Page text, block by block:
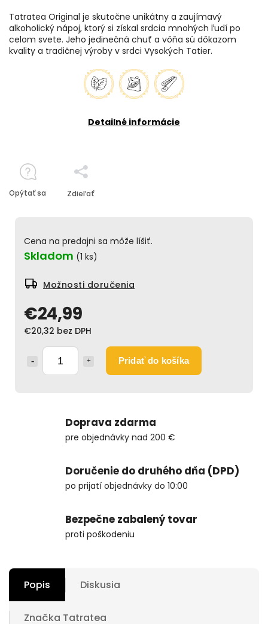
€24,99
€20,32 bez DPH
Pridať do košíka
Cena na predajni sa môže líšiť.
Skladom (1 ks)
Možnosti doručenia
Tatratea Original je skutočne unikátny a zaujímavý
alkoholický nápoj, ktorý si získal srdcia mnohých ľudí po
celom svete. Jeho jedinečná chuť a vôňa sú dôkazom
kvality a tradičnej výroby v srdci Vysokých Tatier.
Detailné informácie
Opýtať sa Zdieľať
Doprava zdarma
pre objednávky nad 200 €
Doručenie do druhého dňa (DPD)
po prijatí objednávky do 10:00
Bezpečne zabalený tovar
proti poškodeniu
Popis Diskusia
Značka Tatratea